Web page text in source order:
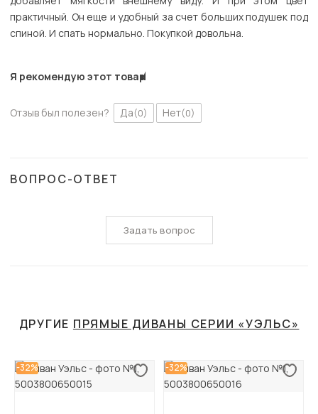
практичный. Он еще и удобный за счет больших подушек под
спиной. И спать нормально. Покупкой довольна.
Я рекомендую этот товар
Отзыв был полезен? Да(0) Нет(0)
ВОПРОС-ОТВЕТ
Задать вопрос
ДРУГИЕ ПРЯМЫЕ ДИВАНЫ СЕРИИ «УЭЛЬС»
-32% -32%